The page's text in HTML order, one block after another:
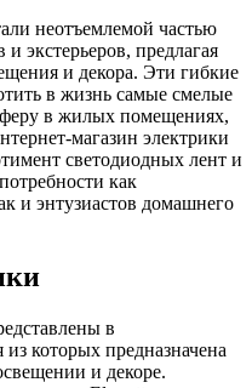
неотъемлемой частью
экстерьеров, предлагая
и декора. Эти гибкие
в жизнь самые смелые
в жилых помещениях,
магазин электрики
светодиодных лент и
как
и энтузиастов домашнего
в
которых предназначена
и декоре.